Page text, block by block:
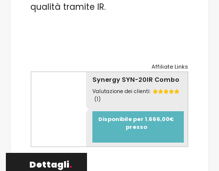
qualità tramite IR.
Affiliate Links
Synergy SYN-20IR Combo
Valutazione dei clienti:
(1)
Disponibile per 1.666,00€
presso
Dettagli.